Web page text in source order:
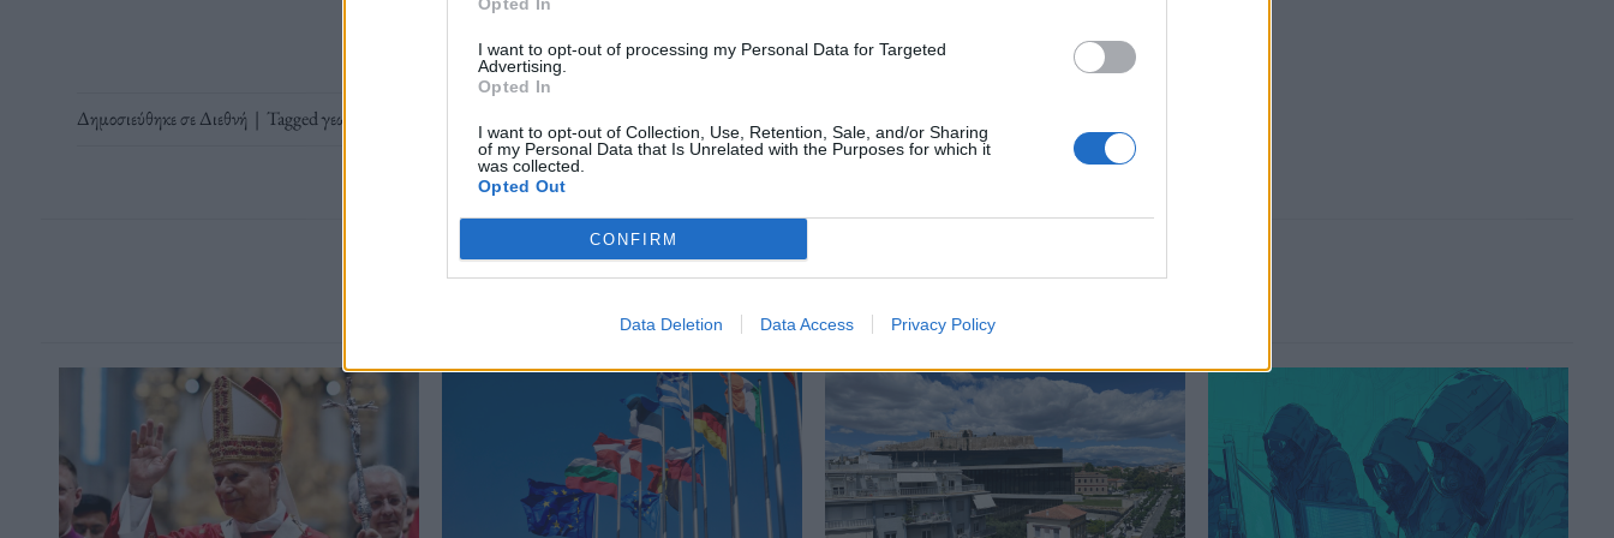
I want to opt-out of processing my Personal Data for Targeted
Advertising.
Opted In
I want to opt-out of Collection, Use, Retention, Sale, and/or Sharing
of my Personal Data that Is Unrelated with the Purposes for which it
was collected.
Opted Out
CONFIRM
Data Deletion Data Access Privacy Policy
Δημοσιεύθηκε σεΔιεθνή | Taggedγεωγλυφικά
Δείτε επίσης